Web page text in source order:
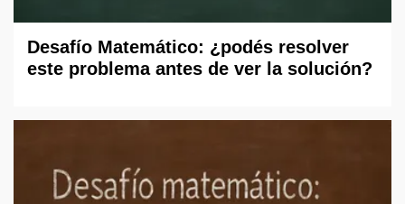
Desafío Matemático: ¿podés resolver
este problema antes de ver la solución?